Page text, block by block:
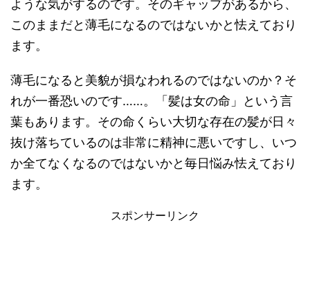
ような気がするのです。そのギャップがあるから、
このままだと薄毛になるのではないかと怯えており
ます。
薄毛になると美貌が損なわれるのではないのか？そ
れが一番恐いのです……。「髪は女の命」という言
葉もあります。その命くらい大切な存在の髪が日々
抜け落ちているのは非常に精神に悪いですし、いつ
か全てなくなるのではないかと毎日悩み怯えており
ます。
スポンサーリンク